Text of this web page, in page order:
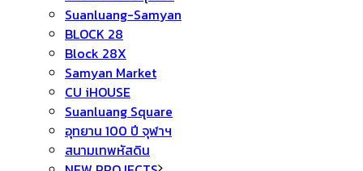
Suanluang-Samyan
BLOCK 28
Block 28X
Samyan Market
CU iHOUSE
Suanluang Square
อุทยาน 100 ปี จุฬาฯ
สนามเทพหัสดิน